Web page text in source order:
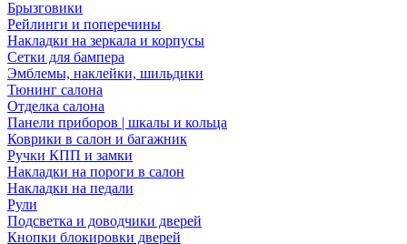
Брызговики
Рейлинги и поперечины
Накладки на зеркала и корпусы
Сетки для бампера
Эмблемы, наклейки, шильдики
Тюнинг салона
Отделка салона
Панели приборов | шкалы и кольца
Коврики в салон и багажник
Ручки КПП и замки
Накладки на пороги в салон
Накладки на педали
Рули
Подсветка и доводчики дверей
Кнопки блокировки дверей